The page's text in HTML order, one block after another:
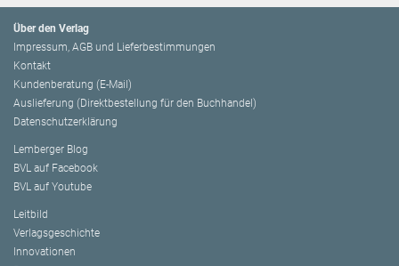
Über den Verlag
Impressum, AGB und Lieferbestimmungen
Kontakt
Kundenberatung (E-Mail)
Auslieferung (Direktbestellung für den Buchhandel)
Datenschutzerklärung
Lemberger Blog
BVL auf Facebook
BVL auf Youtube
Leitbild
Verlagsgeschichte
Innovationen